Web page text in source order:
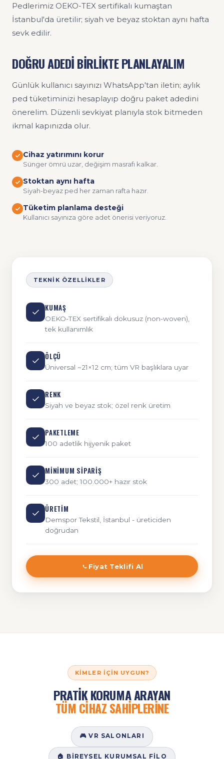
Pedlerimiz OEKO-TEX sertifikalı kumaştan
İstanbul'da üretilir; siyah ve beyaz stoktan aynı hafta
sevk edilir.
DOĞRU ADEDİ BİRLİKTE PLANLAYALIM
Günlük kullanıcı sayınızı WhatsApp'tan iletin; aylık
ped tüketiminizi hesaplayıp doğru paket adedini
önerelim. Düzenli sevkiyat planıyla stok bitmeden
ikmal kapınızda olur.
Cihaz yatırımını korur
Sünger ömrü uzar, değişim masrafı kalkar.
Stoktan aynı hafta
Siyah-beyaz ped her zaman rafta hazır.
Tüketim planlama desteği
Kullanıcı sayınıza göre adet önerisi veriyoruz.
TEKNIK ÖZELLIKLER
KUMAŞ
OEKO-TEX sertifikalı dokusuz (non-woven),
tek kullanımlık
ÖLÇÜ
Üniversal ~21×12 cm; tüm VR başlıklara uyar
RENK
Siyah ve beyaz stok; özel renk üretim
PAKETLEME
100 adetlik hijyenik paket
MINIMUM SIPARIŞ
300 adet; 100.000+ hazır stok
ÜRETIM
Demspor Tekstil, İstanbul - üreticiden
doğrudan
Fiyat Teklifi Al
KIMLER İÇIN UYGUN?
PRATİK KORUMA ARAYAN
TÜM CİHAZ SAHİPLERİNE
🎮 VR SALONLARI
🏠 BIREYSEL KURUMSAL FILO